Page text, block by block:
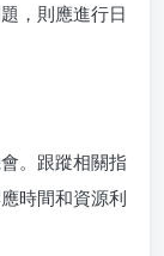
，則應進行日
。跟蹤相關指
時間和資源利